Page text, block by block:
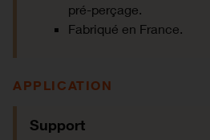
pré-perçage.
Fabriqué en France.
APPLICATION
Support